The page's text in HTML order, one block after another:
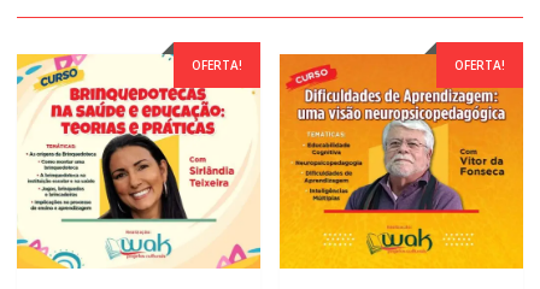
OFERTA! OFERTA!